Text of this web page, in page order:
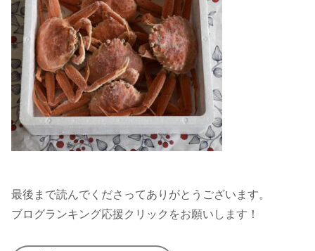
最後まで読んでくださってありがとうございます。
ブログランキング応援クリックをお願いします！